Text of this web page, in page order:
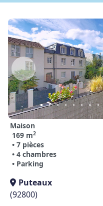
Maison
169 m2
• 7 pièces
• 4 chambres
• Parking
Puteaux
(92800)